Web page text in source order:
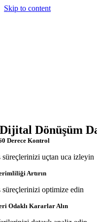
Skip to content
Dijital Dönüşüm
Derece Kontrol
süreçlerinizi uçtan uca izleyin
Artırın
süreçlerinizi optimize edin
Odaklı Kararlar Alın